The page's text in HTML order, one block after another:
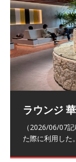
祝！日本航
トナーシ
テイタス
ラウンジ
（2026/06/07
た際に利用した
The
ンナプー
(2026/01)
日本航空
クラスラ
（2026/03/18記
バンコク
ム国際空
（2026/03/13記